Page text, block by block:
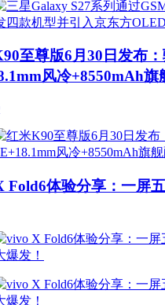
至尊版6月30日发布
风冷+8550mAh旗
Fold6体验分享：一屏